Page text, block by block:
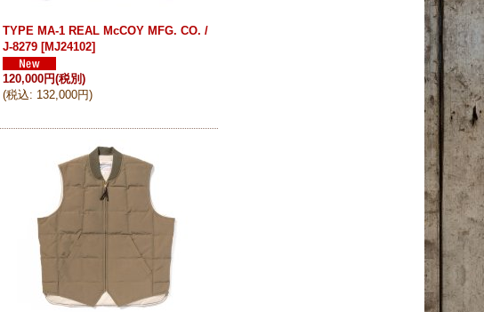
TYPE MA-1 REAL McCOY MFG. CO. /
J-8279 [MJ24102]
120,000円(税別)
(税込: 132,000円)